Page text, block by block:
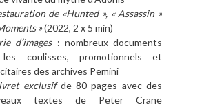
de «Hunted », « Assassin »
»(2022, 2 x 5 min)
d’images : nombreux documents
coulisses, promotionnels et
des archives Pemini
exclusif de 80 pages avec des
textes de Peter Crane